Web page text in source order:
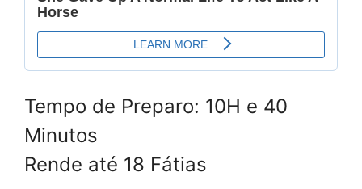
Tempo de Preparo: 10H e 40
Minutos
Rende até 18 Fátias